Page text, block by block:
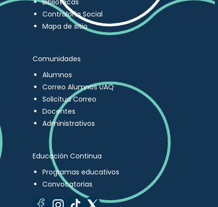
Bibliotecas
Contraloría Social
Mapa de sitio
Comunidades
Alumnos
Correo Alumnos UAQ
Solicitud Correo
Docentes
Administrativos
Educación Continua
Programas educativos
Convocatorias